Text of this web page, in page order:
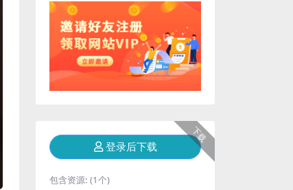
下载
登录后下载
包含资源: (1个)